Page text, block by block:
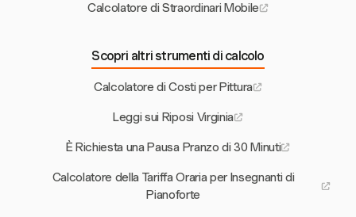
Calcolatore di Straordinari Mobile
Scopri altri strumenti di calcolo
Calcolatore di Costi per Pittura
Leggi sui Riposi Virginia
È Richiesta una Pausa Pranzo di 30 Minuti
Calcolatore della Tariffa Oraria per Insegnanti di
Pianoforte